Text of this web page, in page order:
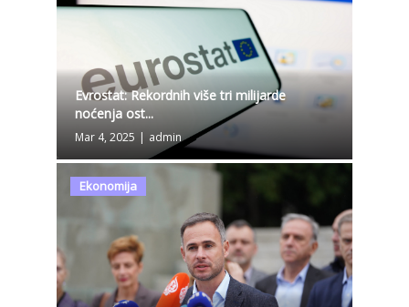
Evrostat: Rekordnih više tri milijarde
noćenja ost...
Mar 4, 2025 | admin
Ekonomija